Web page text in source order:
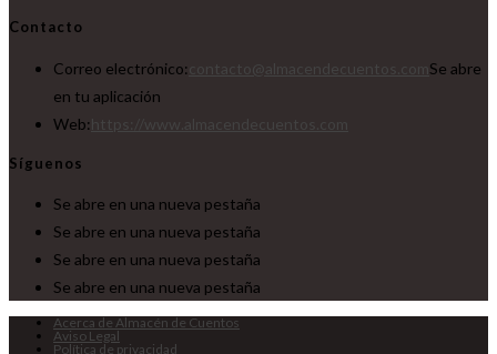
Contacto
Correo electrónico:
Se abre
en tu aplicación
Web:
Síguenos
Se abre en una nueva pestaña
Se abre en una nueva pestaña
Se abre en una nueva pestaña
Se abre en una nueva pestaña
Acerca de Almacén de Cuentos
Aviso Legal
Política de privacidad